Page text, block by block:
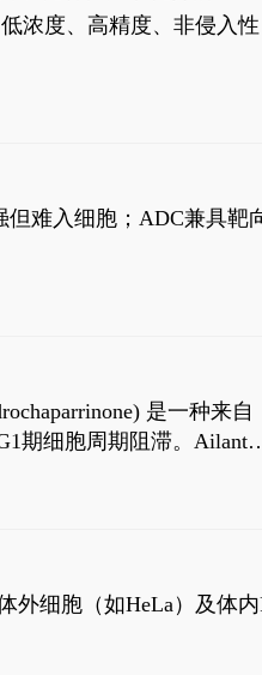
浓度、高精度、非侵入性
但难入细胞；ADC兼具靶
是一种来自
期细胞周期阻滞。
nM。
外细胞（如HeLa）及体内